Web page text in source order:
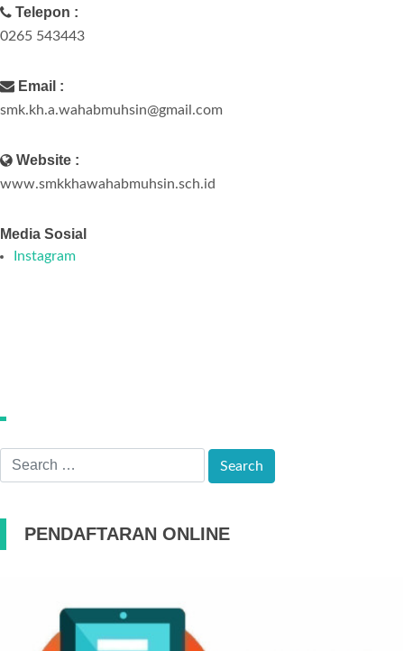
PENDAFTARAN ONLINE
Telepon :
0265 543443
Email :
smk.kh.a.wahabmuhsin@gmail.com
Website :
www.smkkhawahabmuhsin.sch.id
Media Sosial
Instagram